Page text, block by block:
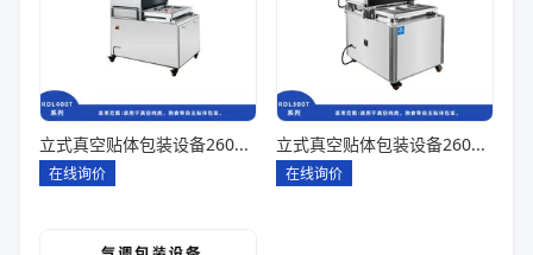
立式真空贴体包装设备260*180一出四
在线询价
立式真空贴体包装设备260*180一出二
在线询价